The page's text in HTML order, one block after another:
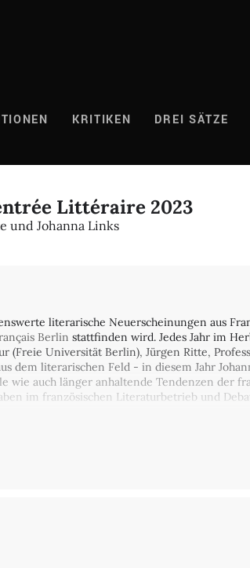
KRITIKEN DREI SÄTZE
Littéraire 2023
und Johanna Links
literarische Neuerscheinungen aus
Berlin stattfinden wird. Jedes Jahr im
(Freie Universität Berlin), Jürgen Ritte,
dem literarischen Feld - in diesem Jahr
wie auch länger anhaltende Tendenzen der
im französischen Literaturbetrieb und